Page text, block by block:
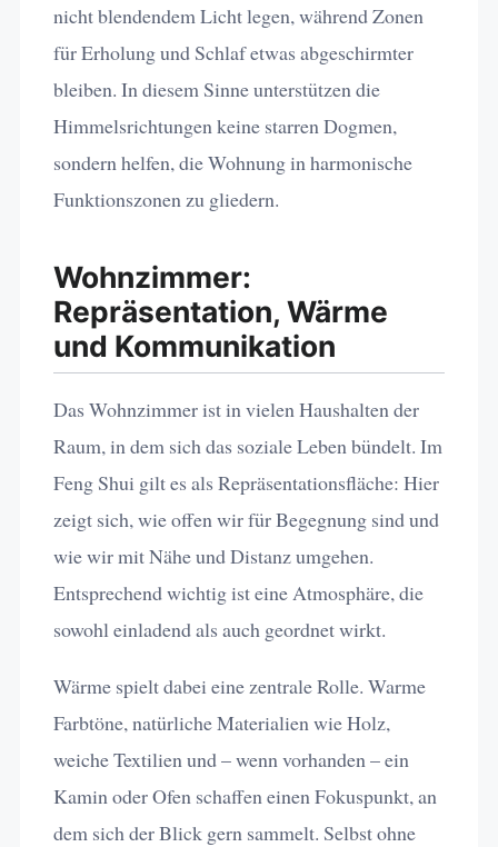
nicht blendendem Licht legen, während Zonen
für Erholung und Schlaf etwas abgeschirmter
bleiben. In diesem Sinne unterstützen die
Himmelsrichtungen keine starren Dogmen,
sondern helfen, die Wohnung in harmonische
Funktionszonen zu gliedern.
Wohnzimmer:
Repräsentation, Wärme
und Kommunikation
Das Wohnzimmer ist in vielen Haushalten der
Raum, in dem sich das soziale Leben bündelt. Im
Feng Shui gilt es als Repräsentationsfläche: Hier
zeigt sich, wie offen wir für Begegnung sind und
wie wir mit Nähe und Distanz umgehen.
Entsprechend wichtig ist eine Atmosphäre, die
sowohl einladend als auch geordnet wirkt.
Wärme spielt dabei eine zentrale Rolle. Warme
Farbtöne, natürliche Materialien wie Holz,
weiche Textilien und – wenn vorhanden – ein
Kamin oder Ofen schaffen einen Fokuspunkt, an
dem sich der Blick gern sammelt. Selbst ohne